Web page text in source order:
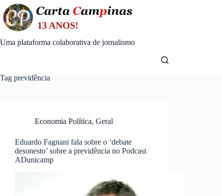
Skip
to
content
Uma plataforma colaborativa de jornalismo
Tag previdência
Economia Política, Geral
Eduardo Fagnani fala sobre o ‘debate
desonesto’ sobre a previdência no Podcast
ADunicamp